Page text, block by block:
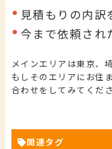
見積もりの内訳
今まで依頼され
メインエリアは東京、
もしそのエリアにお住
合わせをしてみてくだ
関連タグ